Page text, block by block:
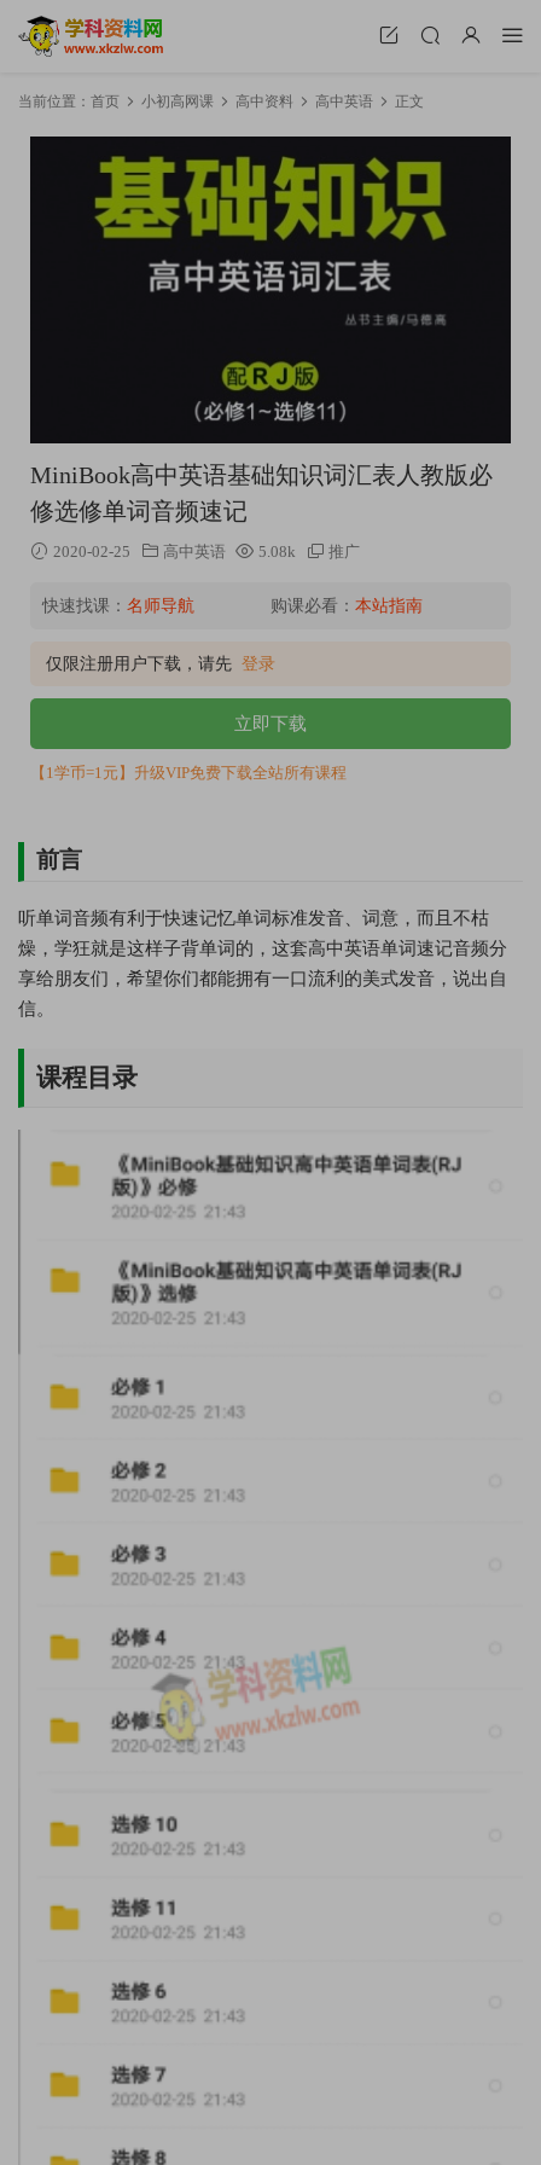
当前位置： 首页 小初高网课 高中资料 高中英语 正文
MiniBook高中英语基础知识词汇表人教版必
修选修单词音频速记
2020-02-25 高中英语 5.08k 推广
快速找课： 名师导航 购课必看： 本站指南
仅限注册用户下载，请先 登录
立即下载
【1学币=1元】升级VIP免费下载全站所有课程
前言
听单词音频有利于快速记忆单词标准发音、词意，而且不枯
燥，学狂就是这样子背单词的，这套高中英语单词速记音频分
享给朋友们，希望你们都能拥有一口流利的美式发音，说出自
信。
课程目录